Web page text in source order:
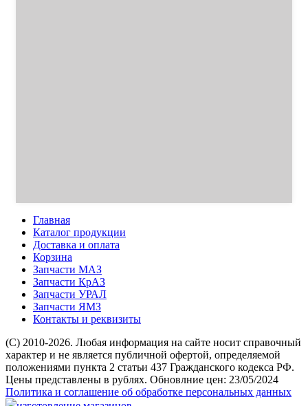
Главная
Каталог продукции
Доставка и оплата
Корзина
Запчасти МАЗ
Запчасти КрАЗ
Запчасти УРАЛ
Запчасти ЯМЗ
Контакты и реквизиты
(C) 2010-2026. Любая информация на сайте носит справочный
характер и не является публичной офертой, определяемой
положениями пункта 2 статьи 437 Гражданского кодекса РФ.
Цены представлены в рублях. Обновлние цен: 23/05/2024
Политика и соглашение об обработке персональных данных